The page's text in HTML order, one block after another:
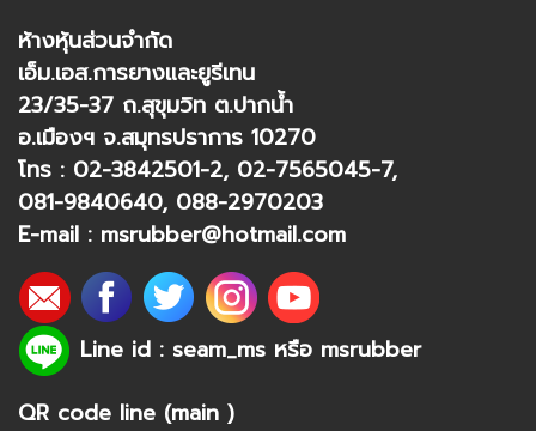
ห้างหุ้นส่วนจำกัด
เอ็ม.เอส.การยางและยูรีเทน
23/35-37 ถ.สุขุมวิท ต.ปากน้ำ
อ.เมืองฯ จ.สมุทรปราการ 10270
โทร : 02-3842501-2, 02-7565045-7,
081-9840640, 088-2970203
E-mail : msrubber@hotmail.com
Line id : seam_ms หรือ msrubber
QR code line (main )